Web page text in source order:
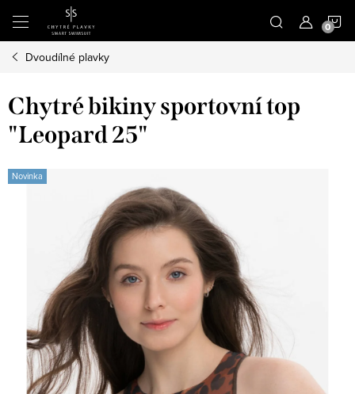
obsah
Dvoudílné plavky
Chytré bikiny sportovní top
"Leopard 25"
Novinka